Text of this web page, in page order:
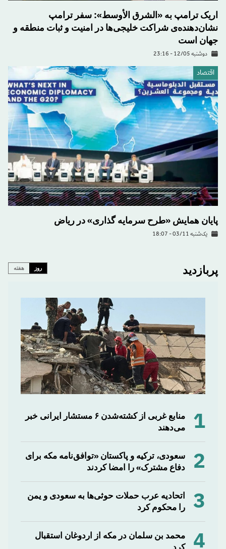
اریک ترامپ به «الشرق الأوسط»: سفر ترامپ
نشان‌دهنده‌ی شراکت خلیجی‌ها در امنیت و ثبات منطقه و
جهان است
دوشنبه 12/05 - 23:16
اقتصاد
پایان همایش «طرح سرمایه گذاری» در رياض
یک‌شنبه 03/11 - 18:07
پربازدید روز هفته
1
منابع غربی از کشته‌شدن ۶ مستشار ایرانی خبر
می‌دهند
2
سعودی، ترکیه و پاکستان «توافق‌نامه مکه برای
دفاع مشترک» را امضا کردند
3
اتحادیه عرب حملات حوثی‌ها به سعودی و یمن
را محکوم کرد
4
محمد بن سلمان در مکه از اردوغان استقبال